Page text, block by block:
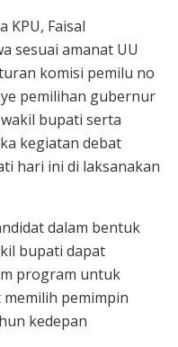
KPU, Faisal
sesuai amanat UU
komisi pemilu no
pemilihan gubernur
bupati serta
kegiatan debat
hari ini di laksanakan
dalam bentuk
bupati dapat
program untuk
pemimpin
kedepan